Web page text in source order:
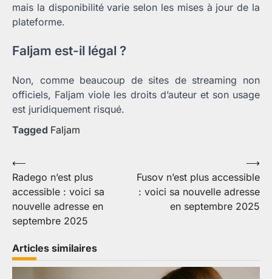
mais la disponibilité varie selon les mises à jour de la
plateforme.
Faljam est-il légal ?
Non, comme beaucoup de sites de streaming non
officiels, Faljam viole les droits d’auteur et son usage
est juridiquement risqué.
Tagged Faljam
Navigation
de
l’article
⟵
Radego n’est plus
accessible : voici sa
nouvelle adresse en
septembre 2025
Fusov n’est plus accessible
: voici sa nouvelle adresse
en septembre 2025
⟶
Articles similaires